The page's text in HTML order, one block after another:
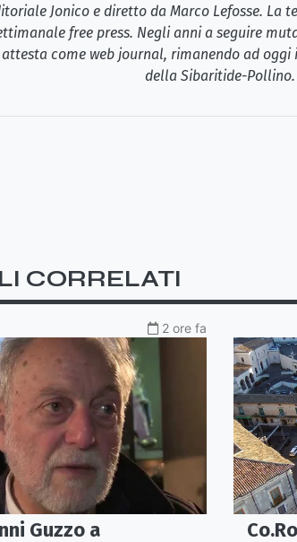
Jonico e diretto da Marco Lefosse. La
free press. Negli anni a seguire
come web journal, rimanendo ad
della Sibaritide-Pollino.
CORRELATI
2 ore fa
Guzzo a